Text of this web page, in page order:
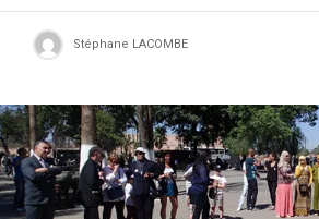
Stéphane LACOMBE